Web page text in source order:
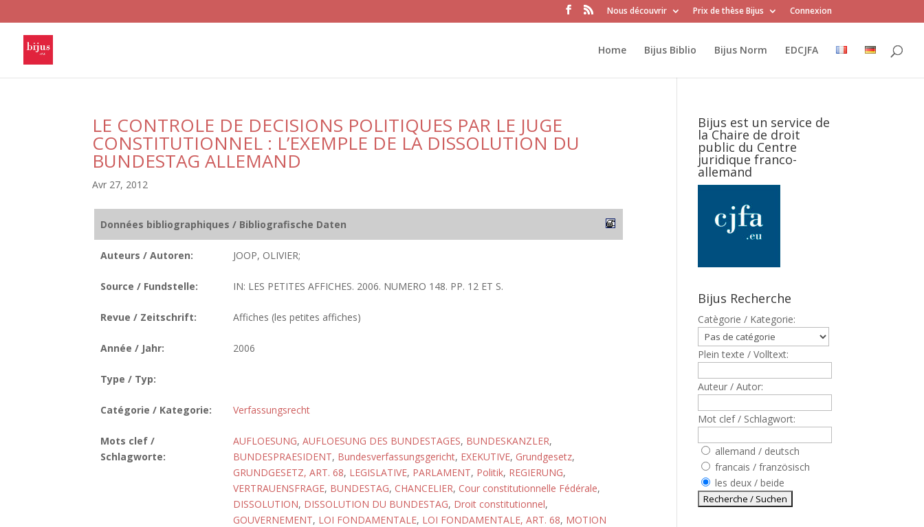
Nous découvrir Prix de thèse Bijus Connexion
Home Bijus Biblio Bijus Norm EDCJFA
LE CONTROLE DE DECISIONS POLITIQUES PAR LE JUGE
CONSTITUTIONNEL : L’EXEMPLE DE LA DISSOLUTION DU
BUNDESTAG ALLEMAND
Avr 27, 2012
Données bibliographiques / Bibliografische Daten
Auteurs / Autoren: JOOP, OLIVIER;
Source / Fundstelle: IN: LES PETITES AFFICHES. 2006. NUMERO 148. PP. 12 ET S.
Revue / Zeitschrift: Affiches (les petites affiches)
Année / Jahr: 2006
Type / Typ:
Catégorie / Kategorie: Verfassungsrecht
Mots clef /
Schlagworte:
AUFLOESUNG, AUFLOESUNG DES BUNDESTAGES, BUNDESKANZLER,
BUNDESPRAESIDENT, Bundesverfassungsgericht, EXEKUTIVE, Grundgesetz,
GRUNDGESETZ, ART. 68, LEGISLATIVE, PARLAMENT, Politik, REGIERUNG,
VERTRAUENSFRAGE, BUNDESTAG, CHANCELIER, Cour constitutionnelle Fédérale,
DISSOLUTION, DISSOLUTION DU BUNDESTAG, Droit constitutionnel,
GOUVERNEMENT, LOI FONDAMENTALE, LOI FONDAMENTALE, ART. 68, MOTION
Bijus est un service de
la Chaire de droit
public du Centre
juridique franco-
allemand
Bijus Recherche
Catègorie / Kategorie:
Plein texte / Volltext:
Auteur / Autor:
Mot clef / Schlagwort:
allemand / deutsch
francais / französisch
les deux / beide